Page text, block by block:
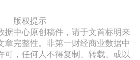
版权提示
据中心原创稿件，请于文首标明来
章完整性。非第一财经商业数据中
可，任何人不得复制、转载、或以